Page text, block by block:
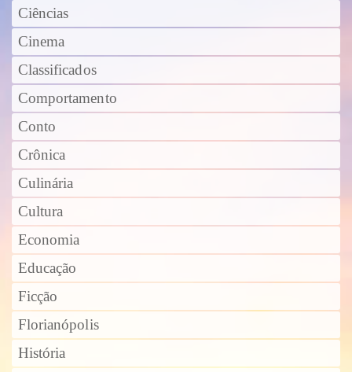
Ciências
Cinema
Classificados
Comportamento
Conto
Crônica
Culinária
Cultura
Economia
Educação
Ficção
Florianópolis
História